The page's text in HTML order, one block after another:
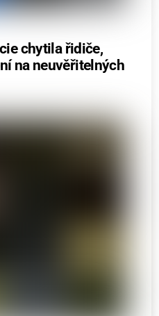
chytila řidiče,
na neuvěřitelných